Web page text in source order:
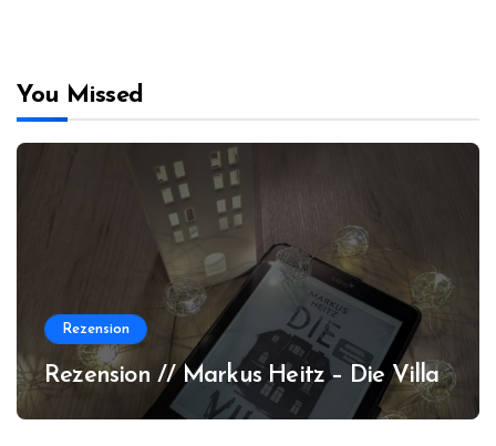
You Missed
Rezension
Rezension // Markus Heitz – Die Villa